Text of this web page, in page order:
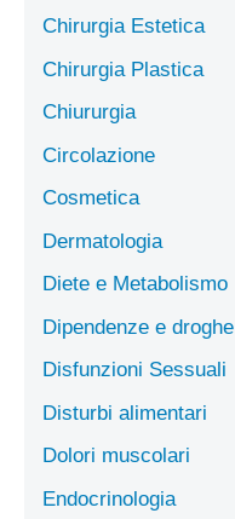
Chirurgia Estetica
Chirurgia Plastica
Chiururgia
Circolazione
Cosmetica
Dermatologia
Diete e Metabolismo
Dipendenze e droghe
Disfunzioni Sessuali
Disturbi alimentari
Dolori muscolari
Endocrinologia